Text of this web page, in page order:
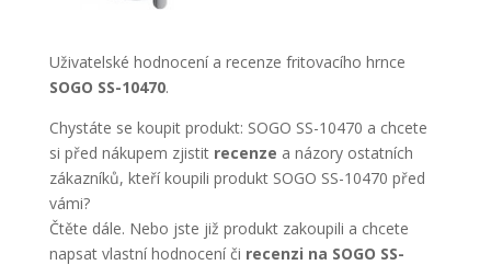
Uživatelské hodnocení a recenze fritovacího hrnce
SOGO SS-10470.
Chystáte se koupit produkt: SOGO SS-10470 a chcete
si před nákupem zjistit recenze a názory ostatních
zákazníků, kteří koupili produkt SOGO SS-10470 před
vámi?
Čtěte dále. Nebo jste již produkt zakoupili a chcete
napsat vlastní hodnocení či recenzi na SOGO SS-